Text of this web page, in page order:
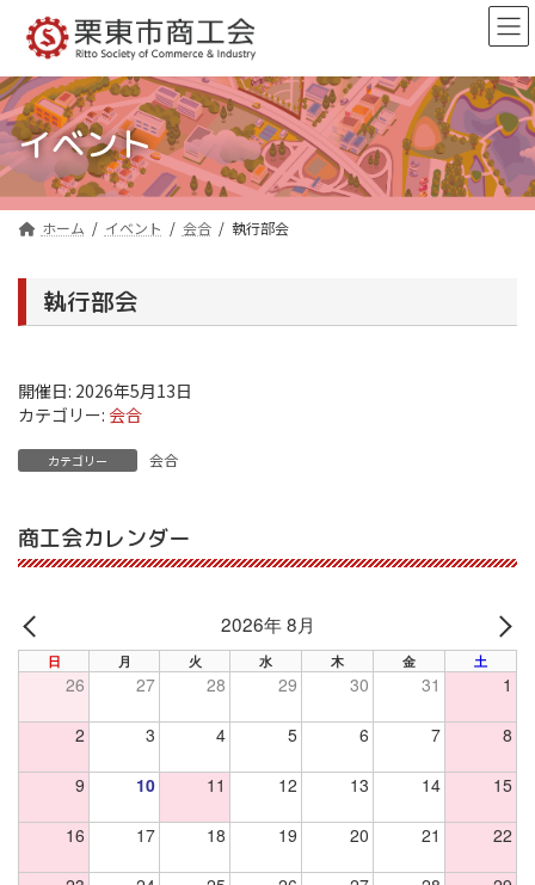
ン
ツ
へ
ス
キ
ッ
ー
シ
ョ
ン
に
移
イベント
ホーム イベント 会合 執行部会
執行部会
開催日: 2026年5月13日
カテゴリー: 会合
カテゴリー 会合
商工会カレンダー
PREV
2026年 8月
日 月 火 水 木 金 土
26 27 28 29 30 31 1
2 3 4 5 6 7 8
9 10 11 12 13 14 15
16 17 18 19 20 21 22